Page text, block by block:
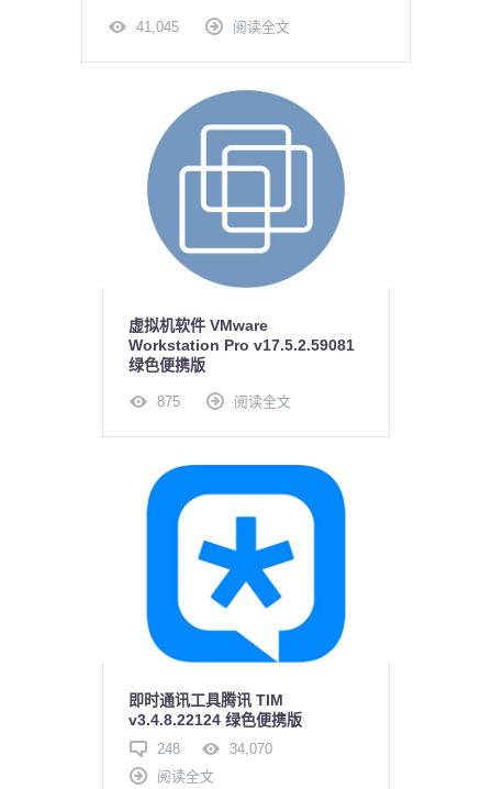
41,045 阅读全文
虚拟机软件 VMware
Workstation Pro v17.5.2.59081
绿色便携版
875 阅读全文
即时通讯工具腾讯 TIM
v3.4.8.22124 绿色便携版
248
34,070
阅读全文